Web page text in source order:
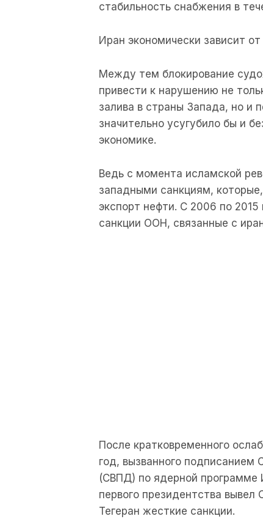
стабильность снабжения в
Иран экономически зависит
Между тем блокирование
привести к нарушению не
залива в страны Запада, но и
значительно усугубило бы и
экономике.
Ведь с момента исламской
западными санкциям,
экспорт нефти. С 2006 по
санкции ООН, связанные с
После кратковременного
год, вызванного подписанием
(СВПД) по ядерной программе
первого президентства
Тегеран жесткие санкции.